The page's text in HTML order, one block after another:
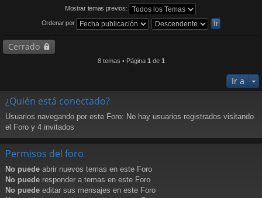
Mostrar temas previos:
Ordenar por
Cerrado
8 temas • Página 1 de 1
Ir a
¿Quién está conectado?
Usuarios navegando por este Foro: No hay usuarios registrados visitando
el Foro y 4 invitados
Permisos del foro
No puede abrir nuevos temas en este Foro
No puede responder a temas en este Foro
No puede editar sus mensajes en este Foro